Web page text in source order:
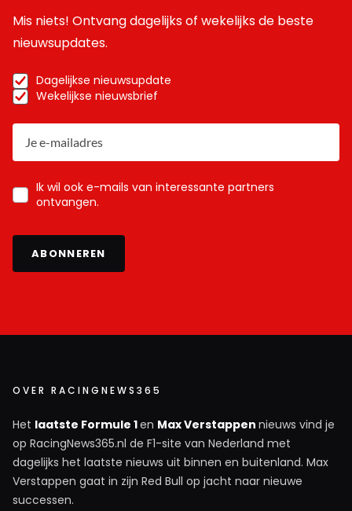
Mis niets! Ontvang dagelijks of wekelijks de beste
nieuwsupdates.
Dagelijkse nieuwsupdate
Wekelijkse nieuwsbrief
Ik wil ook e-mails van interessante partners
ontvangen.
ABONNEREN
OVER RACINGNEWS365
Het laatste Formule 1en Max Verstappen nieuws vind je
op RacingNews365.nl de F1-site van Nederland met
dagelijks het laatste nieuws uit binnen en buitenland. Max
Verstappen gaat in zijn Red Bull op jacht naar nieuwe
successen.